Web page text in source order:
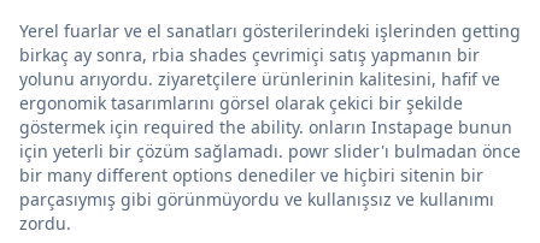
Yerel fuarlar ve el sanatları gösterilerindeki işlerinden getting
birkaç ay sonra, rbia shades çevrimiçi satış yapmanın bir
yolunu arıyordu. ziyaretçilere ürünlerinin kalitesini, hafif ve
ergonomik tasarımlarını görsel olarak çekici bir şekilde
göstermek için required the ability. onların Instapage bunun
için yeterli bir çözüm sağlamadı. powr slider'ı bulmadan önce
bir many different options denediler ve hiçbiri sitenin bir
parçasıymış gibi görünmüyordu ve kullanışsız ve kullanımı
zordu.